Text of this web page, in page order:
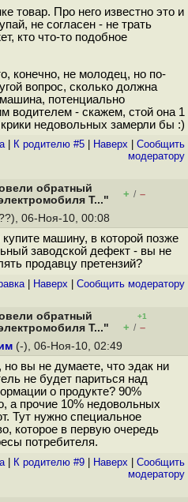
товар. Про него известно это и
не согласен - не трать
кто что-то подобное
конечно, не молодец, но по-
вопрос, сколько должна
потенциально
водителем - скажем, стой она 1
недовольных замерли бы :)
| К родителю #5 Наверх
Cообщить
модератору
обратный
T..."
+ / –
06-Ноя-10, 00:08
машину, в которой позже
заводской дефект - вы не
продавцу претензий?
| Наверх Cообщить модератору
обратный
T..."
+1
+ / –
(-), 06-Ноя-10, 02:49
вы не думаете, что эдак ни
не будет париться над
о продукте? 90%
а прочие 10% недовольных
Тут нужно специальное
которое в первую очередь
потребителя.
| К родителю #9 Наверх
Cообщить
модератору